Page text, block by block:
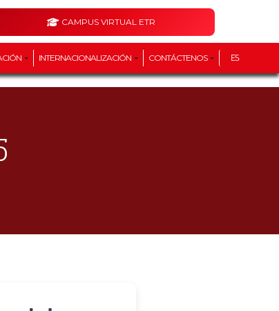
CAMPUS VIRTUAL ETR
INTERNACIONALIZACIÓN CONTÁCTENOS ES